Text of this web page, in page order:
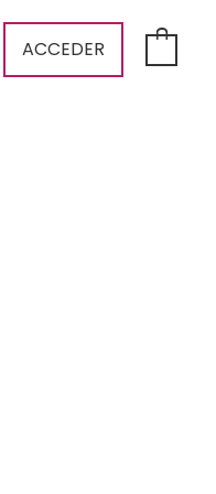
ACCEDER